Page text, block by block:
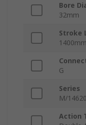
Bore
32mm
Stroke
1400mm
G
Series
M/
Action